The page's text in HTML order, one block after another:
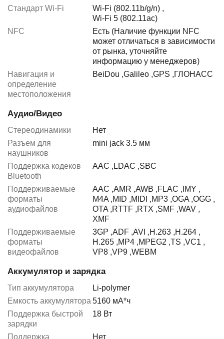
Стандарт Wi-Fi
Wi-Fi (802.11b/g/n) ,
Wi-Fi 5 (802.11ac)
NFC
Есть (Наличие функции NFC
может отличаться в зависимости
от рынка, уточняйте
информацию у менеджеров)
Навигация и
определение
местоположения
BeiDou ,Galileo ,GPS ,ГЛОНАСС
Аудио/Видео
Стереодинамики
Нет
Разъем для
наушников
mini jack 3.5 мм
Поддержка кодеков
Bluetooth
AAC , LDAC ,SBC
Поддерживаемые
форматы
аудиофайлов
AAC ,AMR ,AWB ,FLAC , IMY ,
M4A ,MID ,MIDI ,MP3 ,OGA ,OGG ,
OTA ,RTTF ,RTX ,SMF ,WAV ,
XMF
Поддерживаемые
форматы
видеофайлов
3GP ,ADF ,AVI ,H.263 ,H.264 ,
H.265 ,MP4 ,MPEG2 ,TS ,VC1 ,
VP8 ,VP9 ,WEBM
Аккумулятор и зарядка
Тип аккумулятора
Li-polymer
Емкость аккумулятора 5160 мА*ч
Поддержка быстрой
зарядки
18 Вт
Поддержка
Нет